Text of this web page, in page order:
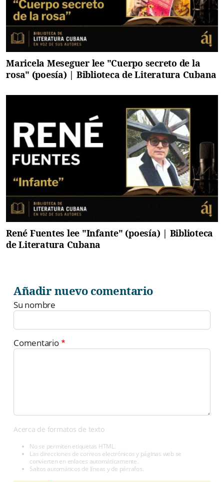
Maricela Meseguer lee "Cuerpo secreto de la
rosa" (poesía) | Biblioteca de Literatura Cubana
René Fuentes lee "Infante" (poesía) | Biblioteca
de Literatura Cubana
Añadir nuevo comentario
Su nombre
Comentario
Acerca de formatos de texto
No se permiten etiquetas HTML.
Las direcciones de correos electrónicos y páginas web se
convierten en enlaces automáticamente.
Saltos automáticos de líneas y de párrafos.